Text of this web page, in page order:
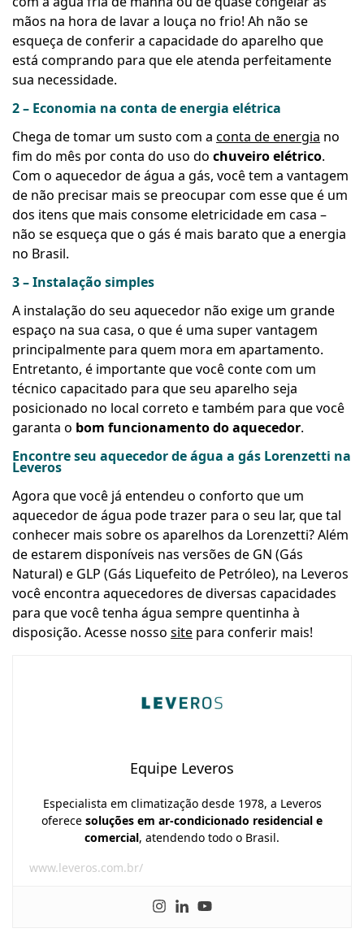
mãos na hora de lavar a louça no frio! Ah não se
esqueça de conferir a capacidade do aparelho que
está comprando para que ele atenda perfeitamente
sua necessidade.
2 – Economia na conta de energia elétrica
Chega de tomar um susto com a conta de energia no
fim do mês por conta do uso do chuveiro elétrico.
Com o aquecedor de água a gás, você tem a vantagem
de não precisar mais se preocupar com esse que é um
dos itens que mais consome eletricidade em casa –
não se esqueça que o gás é mais barato que a energia
no Brasil.
3 – Instalação simples
A instalação do seu aquecedor não exige um grande
espaço na sua casa, o que é uma super vantagem
principalmente para quem mora em apartamento.
Entretanto, é importante que você conte com um
técnico capacitado para que seu aparelho seja
posicionado no local correto e também para que você
garanta o bom funcionamento do aquecedor.
Encontre seu aquecedor de água a gás Lorenzetti na
Leveros
Agora que você já entendeu o conforto que um
aquecedor de água pode trazer para o seu lar, que tal
conhecer mais sobre os aparelhos da Lorenzetti? Além
de estarem disponíveis nas versões de GN (Gás
Natural) e GLP (Gás Liquefeito de Petróleo), na Leveros
você encontra aquecedores de diversas capacidades
para que você tenha água sempre quentinha à
disposição. Acesse nosso site para conferir mais!
Equipe Leveros
Especialista em climatização desde 1978, a Leveros
oferece soluções em ar-condicionado residencial e
comercial, atendendo todo o Brasil.
www.leveros.com.br/